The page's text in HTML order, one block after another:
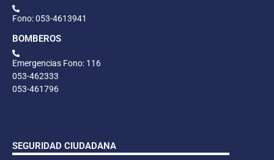
Fono: 053-4613941
BOMBEROS
Emergencias Fono: 116
053-462333
053-461796
SEGURIDAD CIUDADANA